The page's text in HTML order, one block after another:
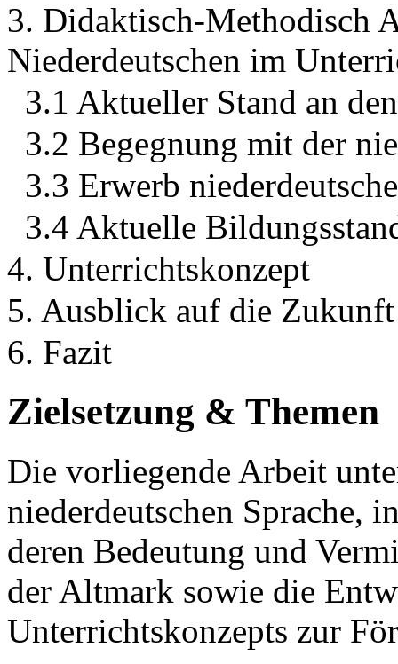
3. Didaktisch-Methodisch
Niederdeutschen im
3.1 Aktueller Stand an
3.2 Begegnung mit der
3.3 Erwerb
3.4 Aktuelle
4. Unterrichtskonzept
5. Ausblick auf die Zukunft
6. Fazit
Zielsetzung & Themen
Die vorliegende Arbeit
niederdeutschen Sprache,
deren Bedeutung und
der Altmark sowie die
Unterrichtskonzepts zur